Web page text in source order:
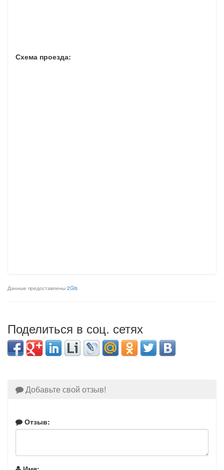
Схема проезда:
Данные предоставлены 2Gis
Поделиться в соц. сетях
Добавьте свой отзыв!
Отзыв: